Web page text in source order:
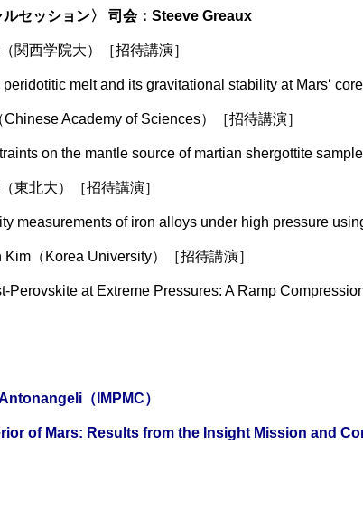
セッション〉 司会： Steeve Greaux
西学院大）［招待講演］
melt and its gravitational stability at Mars‘
Academy of Sciences）［招待講演］
on the mantle source of martian shergottite
北大）［招待講演］
of iron alloys under high pressure
（Korea University）［招待講演］
at Extreme Pressures: A Ramp
（ IMPMC）
Mars: Results from the Insight Mission and